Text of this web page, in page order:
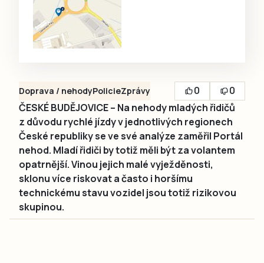
Doprava / nehodyPolicieZprávy 0
0
ČESKÉ BUDĚJOVICE – Na nehody mladých řidičů
z důvodu rychlé jízdy v jednotlivých regionech
České republiky se ve své analýze zaměřil Portál
nehod. Mladí řidiči by totiž měli být za volantem
opatrnější. Vinou jejich malé vyježděnosti,
sklonu více riskovat a často i horšímu
technickému stavu vozidel jsou totiž rizikovou
skupinou.